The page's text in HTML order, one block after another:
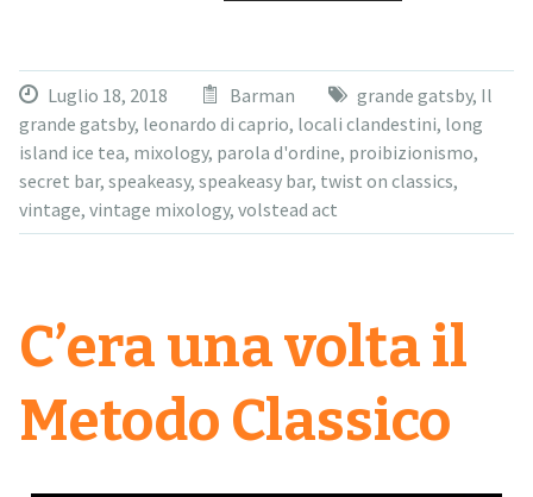
Luglio 18, 2018 Barman grande gatsby, Il
grande gatsby, leonardo di caprio, locali clandestini, long
island ice tea, mixology, parola d'ordine, proibizionismo,
secret bar, speakeasy, speakeasy bar, twist on classics,
vintage, vintage mixology, volstead act
C’era una volta il
Metodo Classico